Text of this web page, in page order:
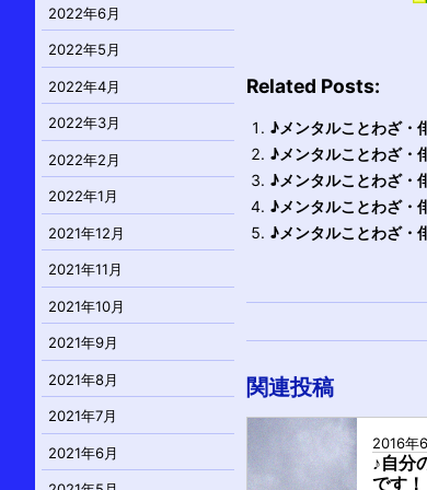
Related Posts:
♪メンタルことわざ・
♪メンタルことわざ・
♪メンタルことわざ・
♪メンタルことわざ・
♪メンタルことわざ・
関連投稿
2016年
♪自分
です！
2022年6月
2022年5月
2022年4月
2022年3月
2022年2月
2022年1月
2021年12月
2021年11月
2021年10月
2021年9月
2021年8月
2021年7月
2021年6月